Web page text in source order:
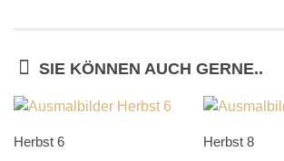
SIE KÖNNEN AUCH GERNE..
Herbst 6 Herbst 8